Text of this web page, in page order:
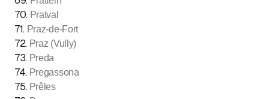
70. Pratval
71. Praz-de-Fort
72. Praz (Vully)
73. Preda
74. Pregassona
75. Prêles